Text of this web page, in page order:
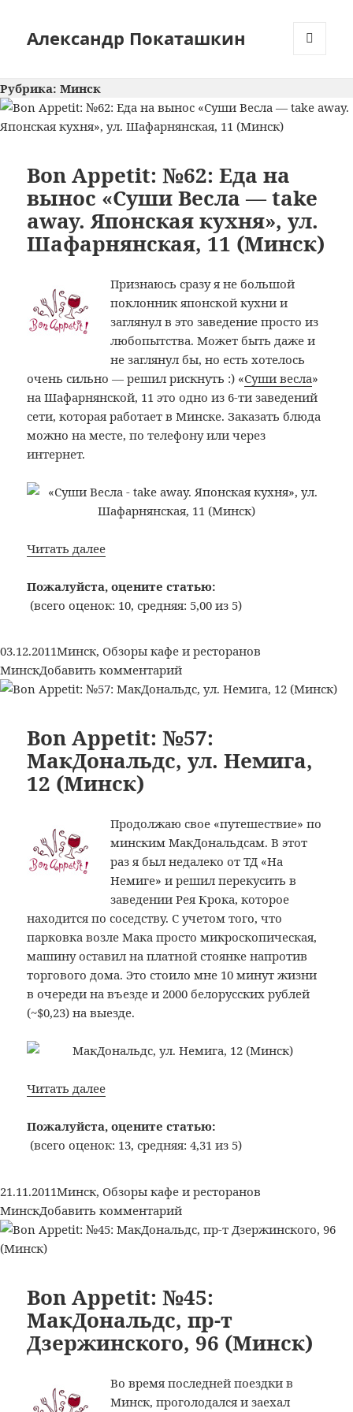
Александр Покаташкин
Рубрика: Минск
Bon Appetit: №62: Еда на
вынос «Суши Весла — take
away. Японская кухня», ул.
Шафарнянская, 11 (Минск)
Признаюсь сразу я не большой
поклонник японской кухни и
заглянул в это заведение просто из
любопытства. Может быть даже и
не заглянул бы, но есть хотелось
очень сильно — решил рискнуть :) «Суши весла»
на Шафарнянской, 11 это одно из 6-ти заведений
сети, которая работает в Минске. Заказать блюда
можно на месте, по телефону или через
интернет.
Читать далееBon
№62:
Еда
«Суши
Весла
—
away.
Японская
кухня»,
ул.
11
(Минск)
Пожалуйста, оцените статью:
(всего оценок: 10, средняя: 5,00 из 5)
Опубликовано
03.12.2011Рубрики
Минск, Обзоры кафе и ресторанов
МинскДобавить комментарийк
записи
№62:
Еда
«Суши
Весла
—
take
away.
Японская
кухня»,
ул.
Шафарнянская,
11
Bon Appetit: №57:
МакДональдс, ул. Немига,
12 (Минск)
Продолжаю свое «путешествие» по
минским МакДональдсам. В этот
раз я был недалеко от ТД «На
Немиге» и решил перекусить в
заведении Рея Крока, которое
находится по соседству. С учетом того, что
парковка возле Мака просто микроскопическая,
машину оставил на платной стоянке напротив
торгового дома. Это стоило мне 10 минут жизни
в очереди на въезде и 2000 белорусских рублей
(~$0,23) на выезде.
Читать далееBon
№57:
МакДональдс,
12
(Минск)
Пожалуйста, оцените статью:
(всего оценок: 13, средняя: 4,31 из 5)
Опубликовано
21.11.2011Рубрики
Минск, Обзоры кафе и ресторанов
МинскДобавить комментарийк
записи
МакДональдс,
ул.
Немига,
(Минск)
Bon Appetit: №45:
МакДональдс, пр-т
Дзержинского, 96 (Минск)
Во время последней поездки в
Минск, проголодался и заехал